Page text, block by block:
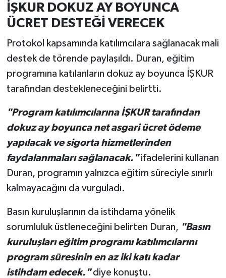
İŞKUR DOKUZ AY BOYUNCA
ÜCRET DESTEĞİ VERECEK
Protokol kapsamında katılımcılara sağlanacak mali
destek de törende paylaşıldı. Duran, eğitim
programına katılanların dokuz ay boyunca İŞKUR
tarafından destekleneceğini belirtti.
"Program katılımcılarına İŞKUR tarafından
dokuz ay boyunca net asgari ücret ödeme
yapılacak ve sigorta hizmetlerinden
faydalanmaları sağlanacak."ifadelerini kullanan
Duran, programın yalnızca eğitim süreciyle sınırlı
kalmayacağını da vurguladı.
Basın kuruluşlarının da istihdama yönelik
sorumluluk üstleneceğini belirten Duran, "Basın
kuruluşları eğitim programı katılımcılarını
program süresinin en az iki katı kadar
istihdam edecek."diye konuştu.